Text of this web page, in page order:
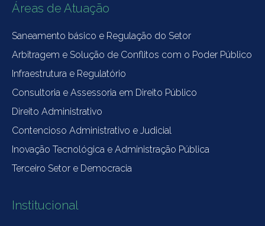
Áreas de Atuação
Saneamento básico e Regulação do Setor
Arbitragem e Solução de Conflitos com o Poder Público
Infraestrutura e Regulatório
Consultoria e Assessoria em Direito Público
Direito Administrativo
Contencioso Administrativo e Judicial
Inovação Tecnológica e Administração Pública
Terceiro Setor e Democracia
Institucional